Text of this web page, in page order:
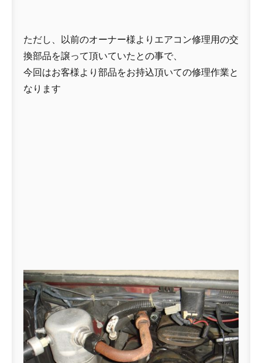
ただし、以前のオーナー様よりエアコン修理用の交
換部品を譲って頂いていたとの事で、
今回はお客様より部品をお持込頂いての修理作業と
なります